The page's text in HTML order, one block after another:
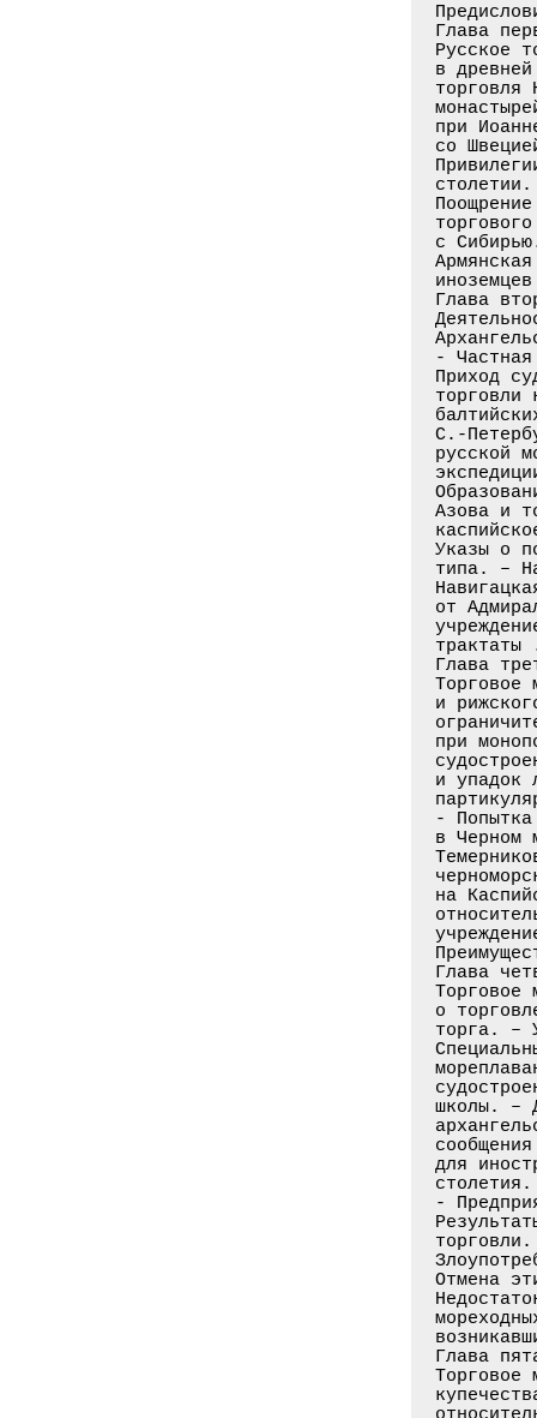
Глава
Русское
в
торговля
при
со
с
Глава
-
Приход
торговли
С.-
русской
Азова и
Указы о
типа. –
от
Глава
Торговое
и
при
и упадок
-
в Черном
на
Глава
Торговое
о
торга. –
школы. –
для
-
Отмена
Глава
Торговое